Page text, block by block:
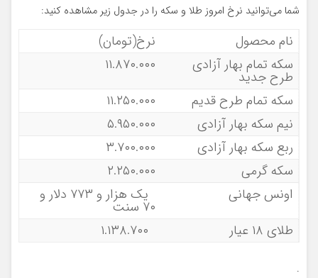
شما می‌توانید نرخ امروز طلا و سکه را در جدول زیر مشاهده کنید:
نام محصول
نرخ(تومان)
سکه تمام بهار آزادی
طرح جدید
۱۱.۸۷۰.۰۰۰
سکه تمام طرح قدیم
۱۱.۲۵۰.۰۰۰
نیم سکه بهار آزادی
۵.۹۵۰.۰۰۰
ربع سکه بهار آزادی
۳.۷۰۰.۰۰۰
سکه گرمی
۲.۲۵۰.۰۰۰
اونس جهانی
یک هزار و ۷۷۳ دلار و
۷۰ سنت
طلای ۱۸ عیار
.